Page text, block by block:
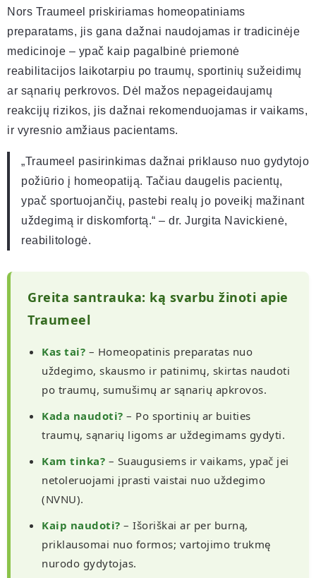
Nors Traumeel priskiriamas homeopatiniams
preparatams, jis gana dažnai naudojamas ir tradicinėje
medicinoje – ypač kaip pagalbinė priemonė
reabilitacijos laikotarpiu po traumų, sportinių sužeidimų
ar sąnarių perkrovos. Dėl mažos nepageidaujamų
reakcijų rizikos, jis dažnai rekomenduojamas ir vaikams,
ir vyresnio amžiaus pacientams.
„Traumeel pasirinkimas dažnai priklauso nuo gydytojo
požiūrio į homeopatiją. Tačiau daugelis pacientų,
ypač sportuojančių, pastebi realų jo poveikį mažinant
uždegimą ir diskomfortą.“ – dr. Jurgita Navickienė,
reabilitologė.
Greita santrauka: ką svarbu žinoti apie
Traumeel
Kas tai? – Homeopatinis preparatas nuo
uždegimo, skausmo ir patinimų, skirtas naudoti
po traumų, sumušimų ar sąnarių apkrovos.
Kada naudoti? – Po sportinių ar buities
traumų, sąnarių ligoms ar uždegimams gydyti.
Kam tinka? – Suaugusiems ir vaikams, ypač jei
netoleruojami įprasti vaistai nuo uždegimo
(NVNU).
Kaip naudoti? – Išoriškai ar per burną,
priklausomai nuo formos; vartojimo trukmę
nurodo gydytojas.